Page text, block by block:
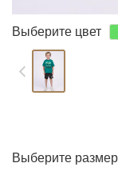
Выберите цвет
Выберите размер